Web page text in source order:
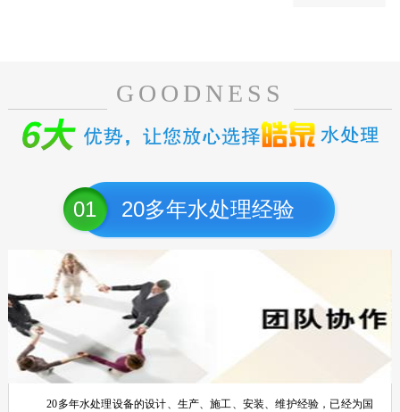
GOODNESS
01 20多年水处理经验
20多年水处理设备的设计、生产、施工、安装、维护经验，已经为国